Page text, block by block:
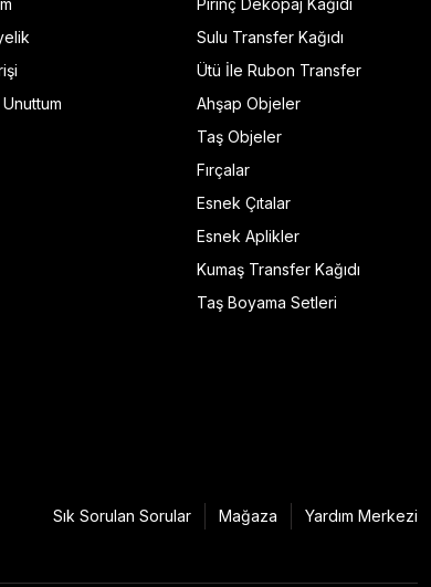
Pirinç Dekopaj Kağıdı
Sulu Transfer Kağıdı
Ütü İle Rubon Transfer
Ahşap Objeler
Taş Objeler
Fırçalar
Esnek Çıtalar
Esnek Aplikler
Kumaş Transfer Kağıdı
Taş Boyama Setleri
Sık Sorulan Sorular Mağaza Yardım Merkezi